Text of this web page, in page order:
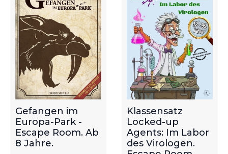
Gefangen im
Europa-Park -
Escape Room. Ab
8 Jahre.
Klassensatz
Locked-up
Agents: Im Labor
des Virologen.